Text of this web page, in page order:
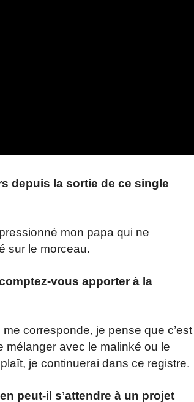
depuis la sortie de ce single
mon papa qui ne
sur le morceau.
vous apporter à la
corresponde, je pense que c’est
mélanger avec le malinké ou le
je continuerai dans ce registre.
peut-il s’attendre à un projet